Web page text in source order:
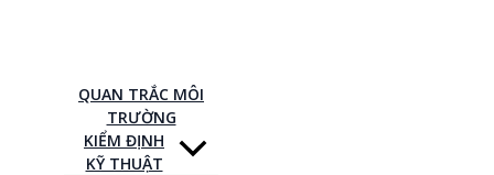
QUAN TRẮC MÔI
TRƯỜNG
KIỂM ĐỊNH
KỸ THUẬT